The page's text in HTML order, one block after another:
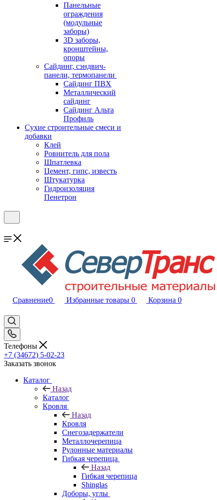
Панельные
ограждения
(модульные
заборы)
3D заборы,
кронштейны,
опоры
Cайдинг, сэндвич-
панели, термопанели
Сайдинг ПВХ
Металлический
сайдинг
Сайдинг Альта
Профиль
Сухие строительные смеси и
добавки
Клей
Ровнитель для пола
Шпатлевка
Цемент, гипс, известь
Штукатурка
Гидроизоляция
Пенетрон
Сравнение0 Избранные товары 0 Корзина 0
Телефоны
+7 (34672) 5-02-23
Заказать звонок
Каталог
Назад
Каталог
Кровля
Назад
Кровля
Снегозадержатели
Металлочерепица
Рулонные материалы
Гибкая черепица
Назад
Гибкая черепица
Shinglas
Доборы, углы